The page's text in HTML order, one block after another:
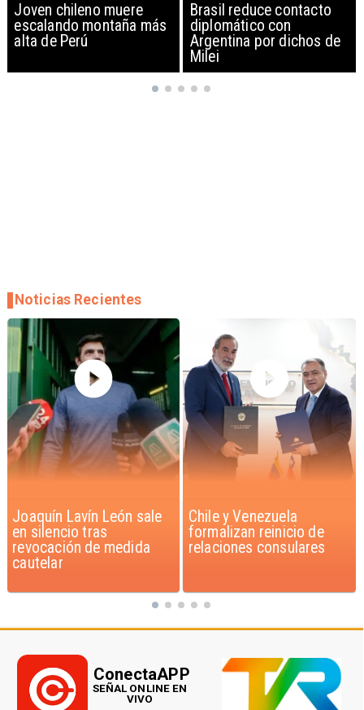
Brasil reduce contacto
diplomático con
Argentina por dichos de
China restringe
exportación de drones a
EEUU y sanciona
empresas
Chile y Venezuela
formalizan reinicio de
relaciones consulares
Feriantes rechazan
dichos de Camila Flores
sobre Fabiola Campillai
Noticias Recientes
ConectaAPP
SEÑAL ONLINE EN
VIVO